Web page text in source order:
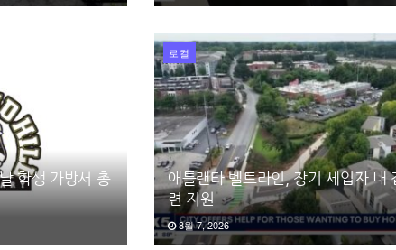
학생 가방서 총
로컬
애틀랜타 벨트라인, 장기 세입자 내
련 지원
8월 7, 2026